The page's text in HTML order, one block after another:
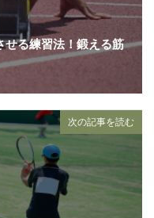
せる練習法！鍛える筋
次の記事を読む